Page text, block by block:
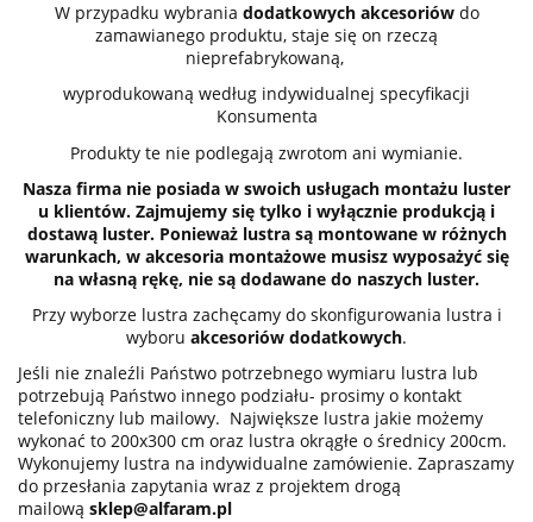
W przypadku wybrania dodatkowych akcesoriówdo
zamawianego produktu, staje się on rzeczą
nieprefabrykowaną,
wyprodukowaną według indywidualnej specyfikacji
Konsumenta
Produkty te nie podlegają zwrotom ani wymianie.
Nasza firma nie posiada w swoich usługach montażu luster
u klientów. Zajmujemy się tylko i wyłącznie produkcją i
dostawą luster. Ponieważ lustra są montowane w różnych
warunkach, w akcesoria montażowe musisz wyposażyć się
na własną rękę, nie są dodawane do naszych luster.
Przy wyborze lustra zachęcamy do skonfigurowania lustra i
wyboru akcesoriów dodatkowych.
Jeśli nie znaleźli Państwo potrzebnego wymiaru lustra lub
potrzebują Państwo innego podziału- prosimy o kontakt
telefoniczny lub mailowy. Największe lustra jakie możemy
wykonać to 200x300 cm oraz lustra okrągłe o średnicy 200cm.
Wykonujemy lustra na indywidualne zamówienie. Zapraszamy
do przesłania zapytania wraz z projektem drogą
mailową sklep@alfaram.pl